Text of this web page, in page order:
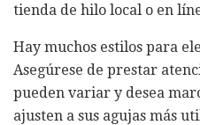
tienda de hilo local o en
Hay muchos estilos para
Asegúrese de prestar
pueden variar y desea
ajusten a sus agujas más